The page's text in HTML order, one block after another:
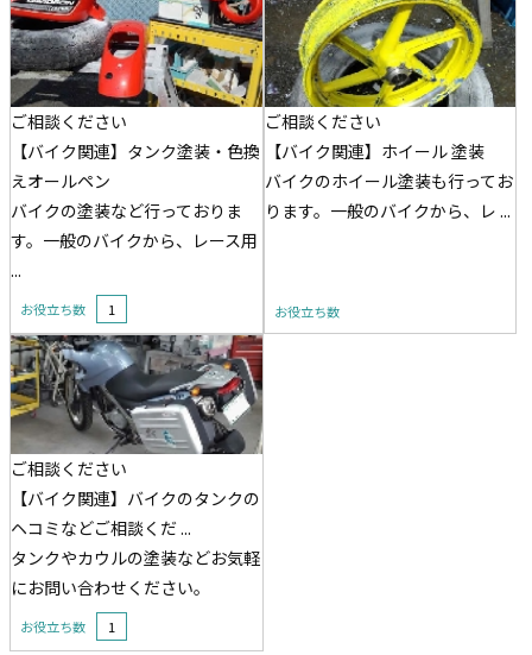
ご相談ください
【バイク関連】タンク塗装・色換
えオールペン
バイクの塗装など行っておりま
す。一般のバイクから、レース用
...
お役立ち数 1
ご相談ください
【バイク関連】ホイール 塗装
バイクのホイール塗装も行ってお
ります。一般のバイクから、レ ...
お役立ち数
ご相談ください
【バイク関連】バイクのタンクの
ヘコミなどご相談くだ ...
タンクやカウルの塗装などお気軽
にお問い合わせください。
お役立ち数 1